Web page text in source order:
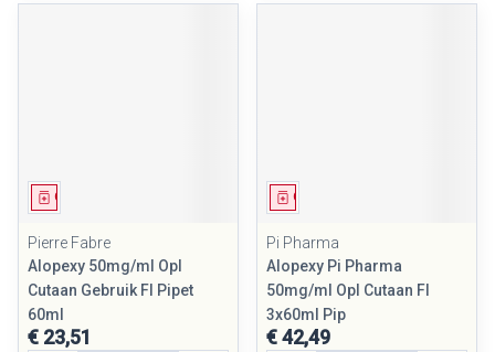
Geneesmiddel
Pierre Fabre
Alopexy 50mg/ml Opl
Cutaan Gebruik Fl Pipet
60ml
€ 23,51
Geneesmiddel
Pi Pharma
Alopexy Pi Pharma
50mg/ml Opl Cutaan Fl
3x60ml Pip
€ 42,49